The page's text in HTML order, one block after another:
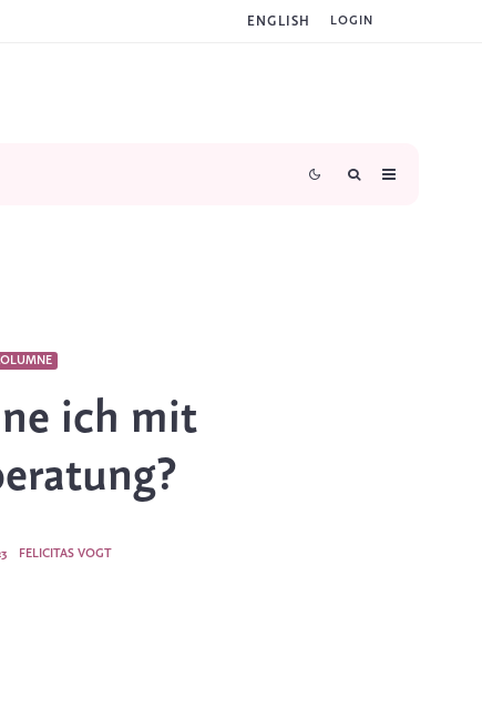
ENGLISH LOGIN
ich mit
FELICITAS VOGT